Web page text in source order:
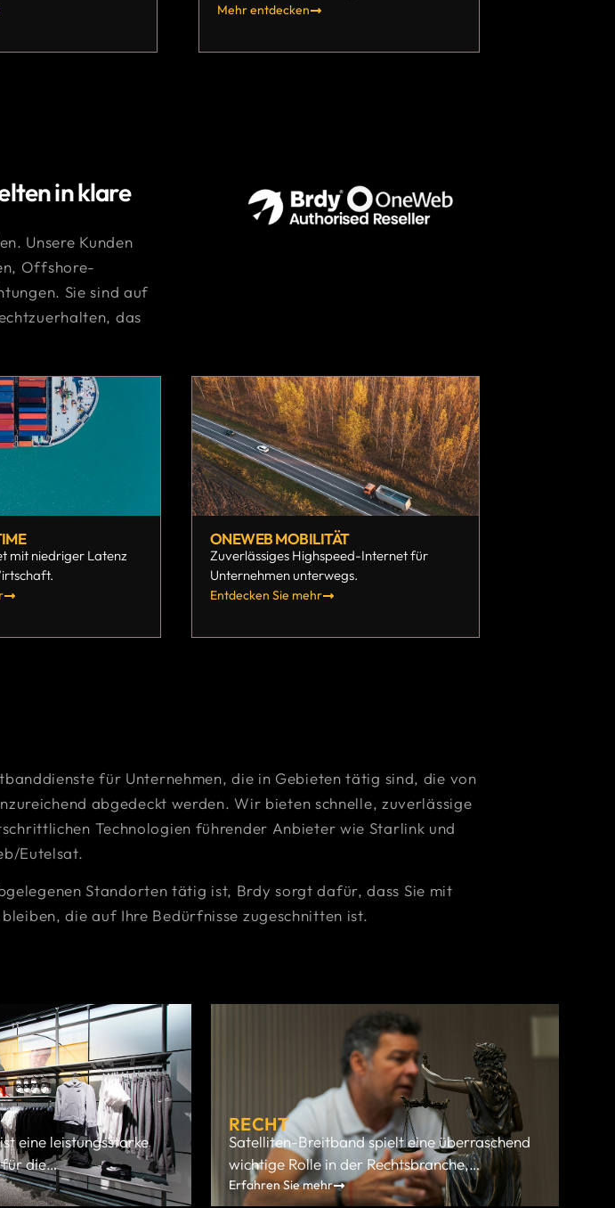
Mehr entdecken
in klare
Unsere Kunden
Offshore-
Sie sind auf
das
mit niedriger Latenz
ONEWEB MOBILITÄT
Zuverlässiges Highspeed-Internet für
Unternehmen unterwegs.
Entdecken Sie mehr
für Unternehmen, die in Gebieten tätig sind, die von
abgedeckt werden. Wir bieten schnelle, zuverlässige
Technologien führender Anbieter wie Starlink und
Eutelsat.
Standorten tätig ist, Brdy sorgt dafür, dass Sie mit
die auf Ihre Bedürfnisse zugeschnitten ist.
eine leistungsstarke
für die
da es zuverlässigen,
RECHT
Satelliten-Breitband spielt eine überraschend
wichtige Rolle in der Rechtsbranche,
insbesondere bei der Bereitstellung einer
Erfahren Sie mehr